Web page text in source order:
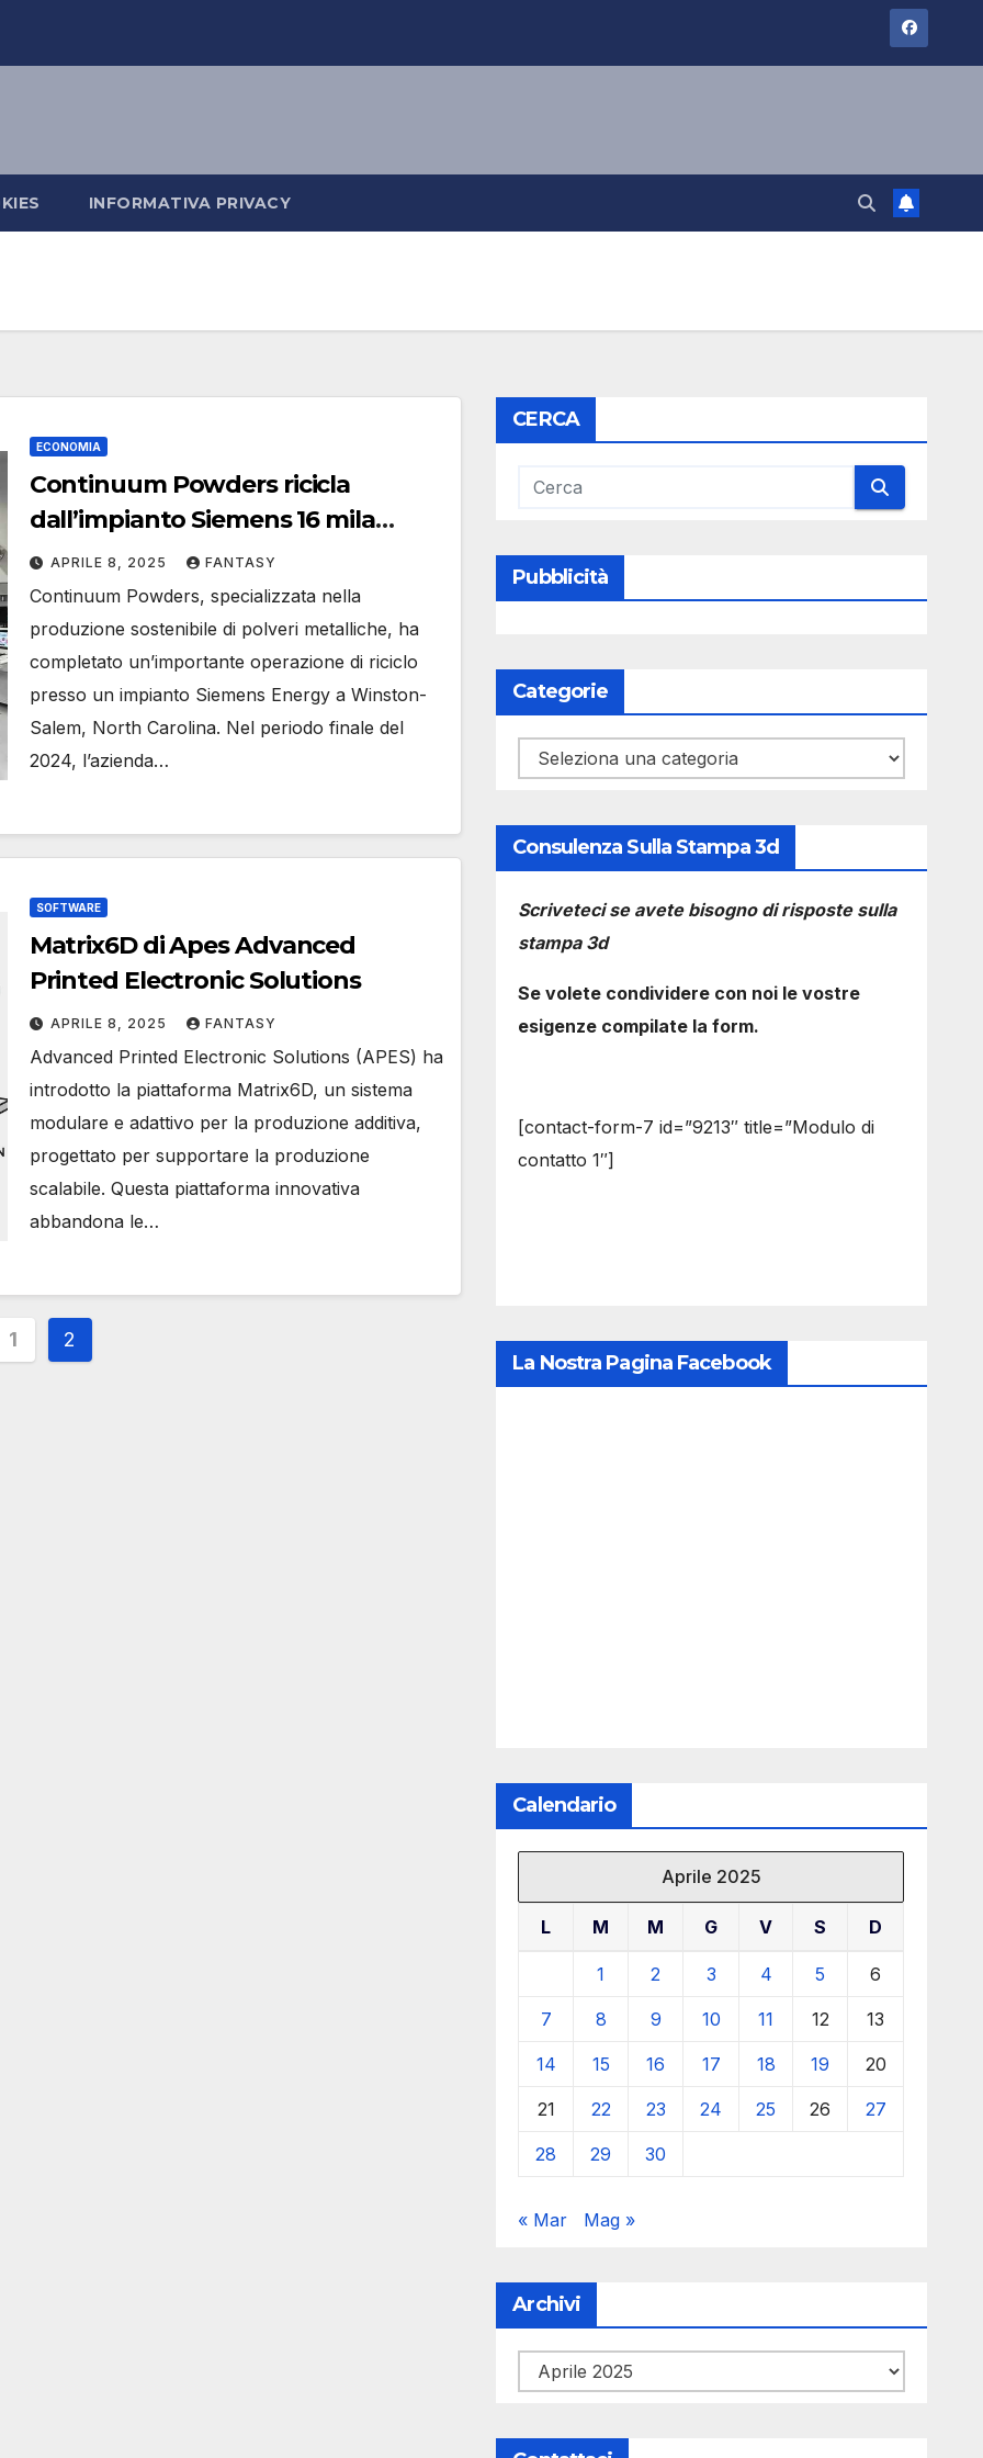
INFORMATIVA PRIVACY
ECONOMIA
Continuum Powders ricicla
dall’impianto Siemens 16 mila
chilogrammi di polvere
APRILE 8, 2025 FANTASY
Continuum Powders, specializzata nella
produzione sostenibile di polveri metalliche, ha
completato un’importante operazione di riciclo
presso un impianto Siemens Energy a Winston-
Salem, North Carolina. Nel periodo finale del
2024, l’azienda…
SOFTWARE
Matrix6D di Apes Advanced
Printed Electronic Solutions
APRILE 8, 2025 FANTASY
Advanced Printed Electronic Solutions (APES) ha
introdotto la piattaforma Matrix6D, un sistema
modulare e adattivo per la produzione additiva,
progettato per supportare la produzione
scalabile. Questa piattaforma innovativa
abbandona le…
1 2
CERCA
Pubblicità
Categorie
Categorie
Consulenza Sulla Stampa 3d
Scriveteci se avete bisogno di risposte sulla
stampa 3d
Se volete condividere con noi le vostre
esigenze compilate la form.
[contact-form-7 id=”9213″ title=”Modulo di
contatto 1″]
La Nostra Pagina Facebook
Calendario
Aprile 2025
L M M G V S D
1 2 3 4 5 6
7 8 9 10 11 12 13
14 15 16 17 18 19 20
21 22 23 24 25 26 27
28 29 30
« Mar Mag »
Archivi
Archivi